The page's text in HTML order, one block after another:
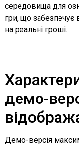
середовища для
гри, що забезпечує
на реальні гроші.
демо-
Демо-версія